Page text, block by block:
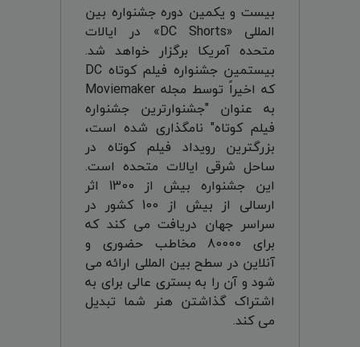
بیست و یکمین دوره جشنواره بین
المللی «DC Shorts» در ایالات
متحده آمریکا برگزار خواهد شد.
بیستمین جشنواره فیلم کوتاه DC
که اخیراً توسط مجله Moviemaker
به عنوان "جشنوارترین جشنواره
فیلم کوتاه" نامگذاری شده است،
بزرگترین رویداد فیلم کوتاه در
ساحل شرقی ایالات متحده است.
این جشنواره بیش از 1300 اثر
ارسالی از بیش از 100 کشور در
سراسر جهان دریافت می کند که
برای 80000 مخاطب حضوری و
آنلاین در سطح بین المللی ارائه می
شود و آن را به بستری عالی برای به
اشتراک گذاشتن هنر شما تبدیل
می کند.